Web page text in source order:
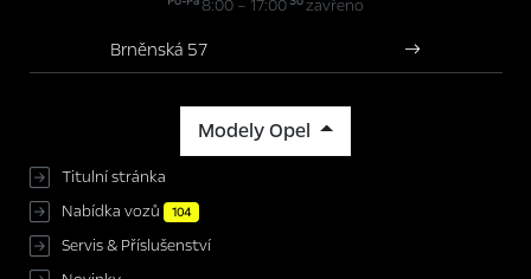
8:00 – 17:00 zavřeno
Brněnská 57
Modely Opel
Titulní stránka
Nabídka vozů
104
Servis & Příslušenství